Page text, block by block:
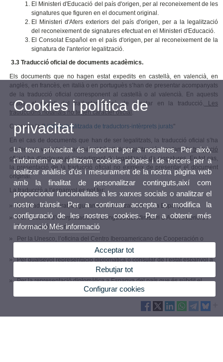
El Ministeri d'Educació del país d'origen, per al reconeixement de les
signatures que figuren en el document original.
El Ministeri d'Afers exteriors del país d'origen, per a la legalització
del reconeixement de signatures efectuat en el Ministeri d'Educació.
El Consolat Español en el país d'origen, per al reconeixement de la
signatura de l'anterior legalització.
3.3 Traducció oficial de documents acadèmics.
Els documents que no hagen estat expedits en castellà, en valencià, en
anglès, en francès, en italià o en portuguès s’han de presentar acompanyats
de la traducció oficial corresponent al castellà o al valencià. En aquests
casos, el segell del traductor haurà de constar en la traducció. Les
traduccions notarials no tenen caràcter oficial .
Consulta la "Llista actualitzada de traductors-intèrprets jurats"
En el cas de documents que han de ser legalitzats, la traducció oficial s’ha
de fer una vegada ha acabat el tràmit de legalització; per tant, latraducció
oficial ha d’incloure el procediment de legalització de signatures. En tot cas,
la presentació de la traducció oficial no eximeix de presentar el document
original.
La traducció a l’espanyol es pot fer:
Pel Traductor Jurat, degudament autoritzat o inscrit a Espanya.
Per l’Oficina d’interpretació de Llengües del Ministeri d’Afers exteriors i
Cooperació espanyol.
Per la Unesco, l’oficina del Centro Iberoamericano de Cooperación o
qualsevol altra organització reconeguda per Espanya.
Per qualsevol representació diplomàtica o consular de l’estat espanyol a
Per la representació diplomàtica a Espanya del país que és súbdit el
sol·licitant o,si és el cas, del de procedència del document.
Cookies i política de
privacitat
La teva privacitat és important per a nosaltres. Per això,
t'informem que utilitzem cookies pròpies i de tercers per a
realitzar anàlisis d'ús i mesurament de la nostra pàgina web
amb la finalitat de personalitzar continguts,així com
proporcionar funcionalitats a les xarxes socials o analitzar el
nostre trànsit. Per a continuar accepta o modifica la
configuració de les nostres cookies. Per a obtenir més
informacióMés informació
Acceptar tot
Rebutjar tot
Configurar cookies